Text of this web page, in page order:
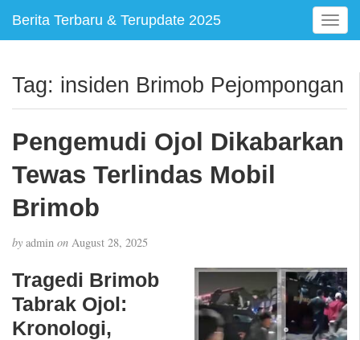
Berita Terbaru & Terupdate 2025
T
o
l
e
a
o
n
Tag: insiden Brimob Pejompongan
Pengemudi Ojol Dikabarkan
Tewas Terlindas Mobil
Brimob
by admin on August 28, 2025
Tragedi Brimob
Tabrak Ojol:
Kronologi,